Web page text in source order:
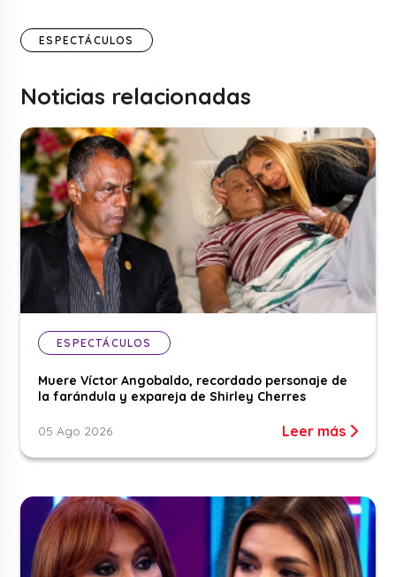
ESPECTÁCULOS
Noticias relacionadas
ESPECTÁCULOS
Muere Víctor Angobaldo, recordado personaje de
la farándula y expareja de Shirley Cherres
05 Ago 2026 Leer más